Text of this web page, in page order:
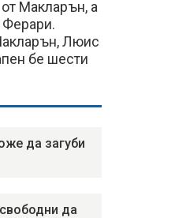
Макларън, а
Люис
бе шести
да загуби
да